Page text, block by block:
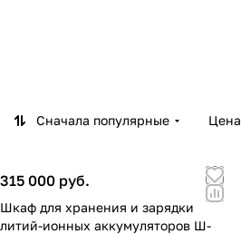
Сначала популярные Цена
315 000 руб.
Шкаф для хранения и зарядки
литий-ионных аккумуляторов Ш-